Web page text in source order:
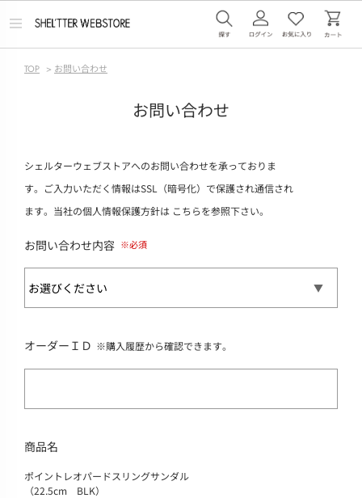
メ
TOP > お問い合わせ
お問い合わせ
シェルターウェブストアへのお問い合わせを承っておりま
す。ご入力いただく情報はSSL（暗号化）で保護され通信され
ます。当社の個人情報保護方針は こちらを参照下さい。
お問い合わせ内容
オーダーＩＤ ※購入履歴から確認できます。
商品名
ポイントレオパードスリングサンダル
（22.5cm BLK）